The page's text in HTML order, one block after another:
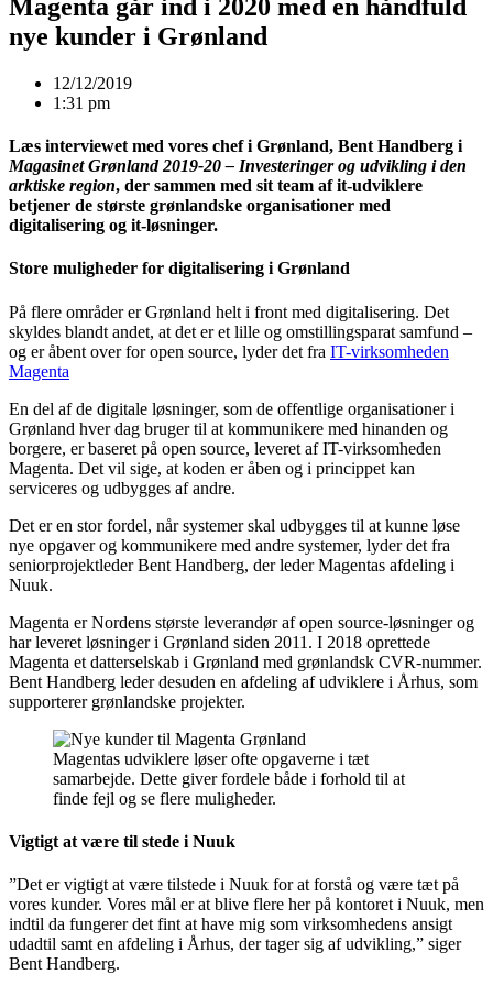
Magenta går ind i 2020 med en håndfuld
nye kunder i Grønland
12/12/2019
1:31 pm
Læs interviewet med vores chef i Grønland, Bent Handberg i
Magasinet Grønland2019-20 – Investeringer og udvikling i den
arktiske region, der sammen med sit team af it-udviklere
betjener de største grønlandske organisationer med
digitalisering og it-løsninger.
Store muligheder for digitalisering i Grønland
På flere områder er Grønland helt i front med digitalisering. Det
skyldes blandt andet, at det er et lille og omstillingsparat samfund –
og er åbent over for open source, lyder det fra IT-virksomheden
Magenta
En del af de digitale løsninger, som de offentlige organisationer i
Grønland hver dag bruger til at kommunikere med hinanden og
borgere, er baseret på open source, leveret af IT-virksomheden
Magenta. Det vil sige, at koden er åben og i princippet kan
serviceres og udbygges af andre.
Det er en stor fordel, når systemer skal udbygges til at kunne løse
nye opgaver og kommunikere med andre systemer, lyder det fra
seniorprojektleder Bent Handberg, der leder Magentas afdeling i
Nuuk.
Magenta er Nordens største leverandør af open source-løsninger og
har leveret løsninger i Grønland siden 2011. I 2018 oprettede
Magenta et datterselskab i Grønland med grønlandsk CVR-nummer.
Bent Handberg leder desuden en afdeling af udviklere i Århus, som
supporterer grønlandske projekter.
Magentas udviklere løser ofte opgaverne i tæt
samarbejde. Dette giver fordele både i forhold til at
finde fejl og se flere muligheder.
Vigtigt at være til stede i Nuuk
”Det er vigtigt at være tilstede i Nuuk for at forstå og være tæt på
vores kunder. Vores mål er at blive flere her på kontoret i Nuuk, men
indtil da fungerer det fint at have mig som virksomhedens ansigt
udadtil samt en afdeling i Århus, der tager sig af udvikling,” siger
Bent Handberg.